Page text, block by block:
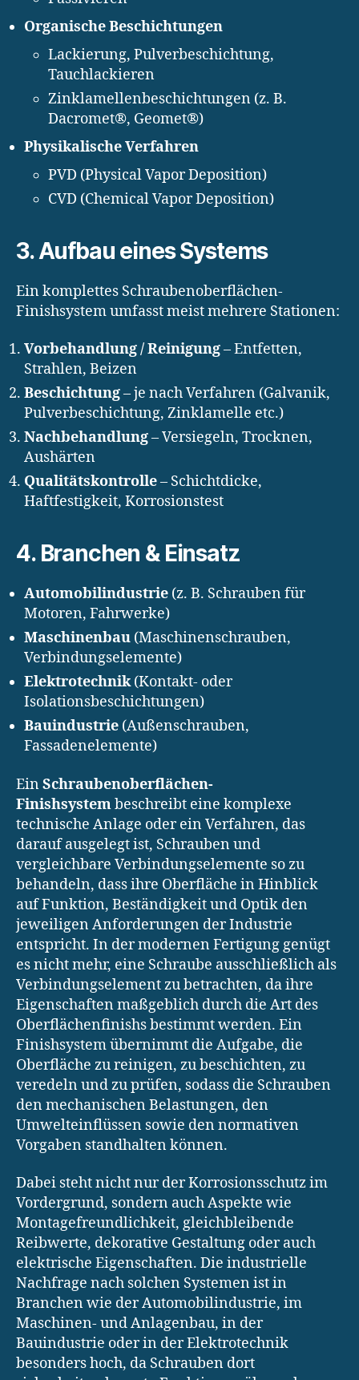
Organische Beschichtungen
Lackierung, Pulverbeschichtung,
Tauchlackieren
Zinklamellenbeschichtungen (z. B.
Dacromet®, Geomet®)
Physikalische Verfahren
PVD (Physical Vapor Deposition)
CVD (Chemical Vapor Deposition)
3. Aufbau eines Systems
Ein komplettes Schraubenoberflächen-
Finishsystem umfasst meist mehrere Stationen:
Vorbehandlung / Reinigung– Entfetten,
Strahlen, Beizen
Beschichtung– je nach Verfahren (Galvanik,
Pulverbeschichtung, Zinklamelle etc.)
Nachbehandlung– Versiegeln, Trocknen,
Aushärten
Qualitätskontrolle– Schichtdicke,
Haftfestigkeit, Korrosionstest
4. Branchen & Einsatz
Automobilindustrie (z. B. Schrauben für
Motoren, Fahrwerke)
Maschinenbau (Maschinenschrauben,
Verbindungselemente)
Elektrotechnik(Kontakt- oder
Isolationsbeschichtungen)
Bauindustrie (Außenschrauben,
Fassadenelemente)
EinSchraubenoberflächen-
Finishsystembeschreibt eine komplexe
technische Anlage oder ein Verfahren, das
darauf ausgelegt ist, Schrauben und
vergleichbare Verbindungselemente so zu
behandeln, dass ihre Oberfläche in Hinblick
auf Funktion, Beständigkeit und Optik den
jeweiligen Anforderungen der Industrie
entspricht. In der modernen Fertigung genügt
es nicht mehr, eine Schraube ausschließlich als
Verbindungselement zu betrachten, da ihre
Eigenschaften maßgeblich durch die Art des
Oberflächenfinishs bestimmt werden. Ein
Finishsystem übernimmt die Aufgabe, die
Oberfläche zu reinigen, zu beschichten, zu
veredeln und zu prüfen, sodass die Schrauben
den mechanischen Belastungen, den
Umwelteinflüssen sowie den normativen
Vorgaben standhalten können.
Dabei steht nicht nur der Korrosionsschutz im
Vordergrund, sondern auch Aspekte wie
Montagefreundlichkeit, gleichbleibende
Reibwerte, dekorative Gestaltung oder auch
elektrische Eigenschaften. Die industrielle
Nachfrage nach solchen Systemen ist in
Branchen wie der Automobilindustrie, im
Maschinen- und Anlagenbau, in der
Bauindustrie oder in der Elektrotechnik
besonders hoch, da Schrauben dort